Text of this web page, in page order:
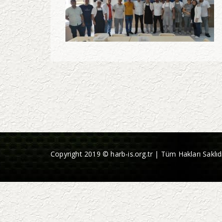
Copyright 2019 © harb-is.org.tr | Tüm Hakları